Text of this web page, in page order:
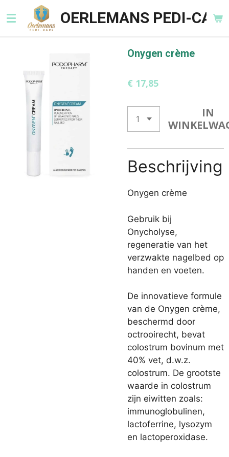
direct
OERLEMANS PEDI-
Onygen crème
€ 17,85
IN
Beschrijving
Onygen crème
Gebruik bij
Onycholyse,
regeneratie van het
verzwakte nagelbed op
handen en voeten.
De innovatieve formule
van de Onygen crème,
beschermd door
octrooirecht, bevat
colostrum bovinum met
40% vet, d.w.z.
colostrum. De grootste
waarde in colostrum
zijn eiwitten zoals:
immunoglobulinen,
lactoferrine, lysozym
en lactoperoxidase.